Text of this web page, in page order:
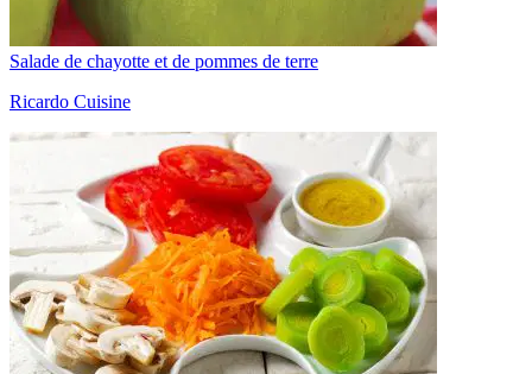
Salade de chayotte et de pommes de terre
Ricardo Cuisine